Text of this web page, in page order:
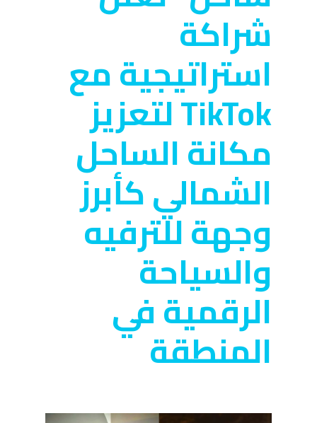
شراكة
استراتيجية مع
TikTok لتعزيز
مكانة الساحل
الشمالي كأبرز
وجهة للترفيه
والسياحة
الرقمية في
المنطقة